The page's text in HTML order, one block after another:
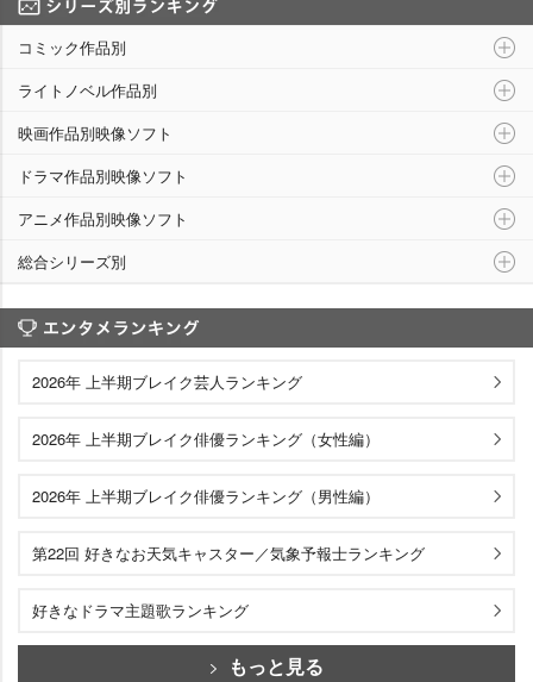
コミック作品別
ライトノベル作品別
映画作品別映像ソフト
ドラマ作品別映像ソフト
アニメ作品別映像ソフト
総合シリーズ別
2026年 上半期ブレイク芸人ランキング
2026年 上半期ブレイク俳優ランキング（女性編）
2026年 上半期ブレイク俳優ランキング（男性編）
第22回 好きなお天気キャスター／気象予報士ランキング
好きなドラマ主題歌ランキング
もっと見る